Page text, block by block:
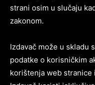
strani osim u slučaju
zakonom.
Izdavač može u skladu
podatke o korisničkim
korištenja web stranice